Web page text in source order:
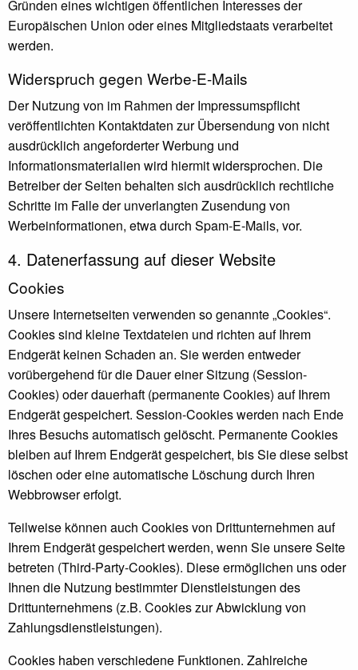
Gründen eines wichtigen öffentlichen Interesses der
Europäischen Union oder eines Mitgliedstaats verarbeitet
werden.
Widerspruch gegen Werbe-E-Mails
Der Nutzung von im Rahmen der Impressumspflicht
veröffentlichten Kontaktdaten zur Übersendung von nicht
ausdrücklich angeforderter Werbung und
Informationsmaterialien wird hiermit widersprochen. Die
Betreiber der Seiten behalten sich ausdrücklich rechtliche
Schritte im Falle der unverlangten Zusendung von
Werbeinformationen, etwa durch Spam-E-Mails, vor.
4. Datenerfassung auf dieser Website
Cookies
Unsere Internetseiten verwenden so genannte „Cookies“.
Cookies sind kleine Textdateien und richten auf Ihrem
Endgerät keinen Schaden an. Sie werden entweder
vorübergehend für die Dauer einer Sitzung (Session-
Cookies) oder dauerhaft (permanente Cookies) auf Ihrem
Endgerät gespeichert. Session-Cookies werden nach Ende
Ihres Besuchs automatisch gelöscht. Permanente Cookies
bleiben auf Ihrem Endgerät gespeichert, bis Sie diese selbst
löschen oder eine automatische Löschung durch Ihren
Webbrowser erfolgt.
Teilweise können auch Cookies von Drittunternehmen auf
Ihrem Endgerät gespeichert werden, wenn Sie unsere Seite
betreten (Third-Party-Cookies). Diese ermöglichen uns oder
Ihnen die Nutzung bestimmter Dienstleistungen des
Drittunternehmens (z.B. Cookies zur Abwicklung von
Zahlungsdienstleistungen).
Cookies haben verschiedene Funktionen. Zahlreiche